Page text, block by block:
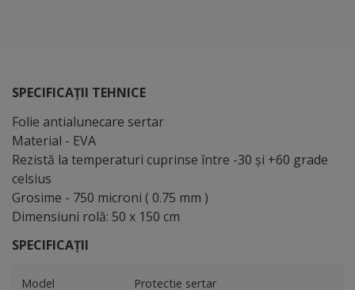
SPECIFICAȚII TEHNICE
Folie antialunecare sertar
Material - EVA
Rezistă la temperaturi cuprinse între -30 și +60 grade
celsius
Grosime - 750 microni ( 0.75 mm )
Dimensiuni rolă: 50 x 150 cm
SPECIFICAȚII
Model Protectie sertar